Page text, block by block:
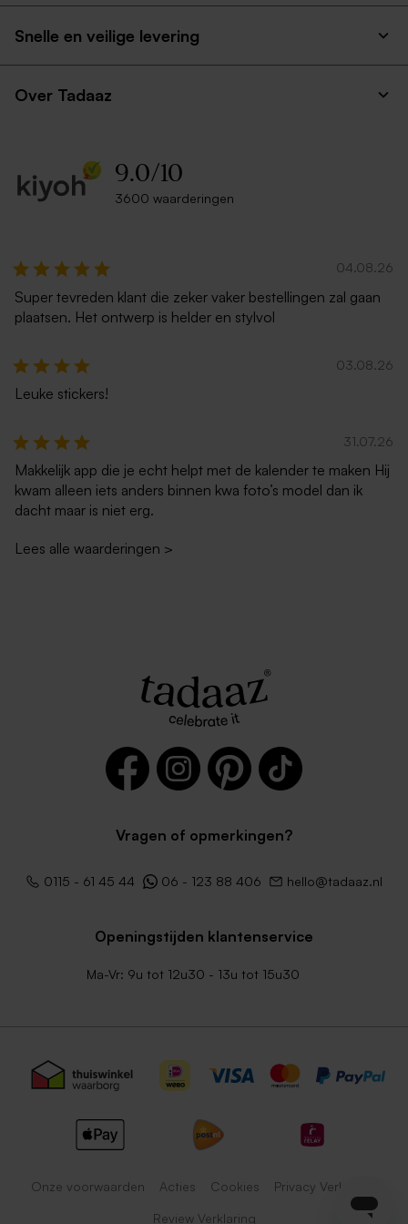
Snelle en veilige levering
Over Tadaaz
9.0/10
3600 waarderingen
04.08.26
Super tevreden klant die zeker vaker bestellingen zal gaan
plaatsen. Het ontwerp is helder en stylvol
03.08.26
Leuke stickers!
31.07.26
Makkelijk app die je echt helpt met de kalender te maken Hij
kwam alleen iets anders binnen kwa foto’s model dan ik
dacht maar is niet erg.
Lees alle waarderingen >
Vragen of opmerkingen?
0115 - 61 45 44 06 - 123 88 406 hello@tadaaz.nl
Openingstijden klantenservice
Ma-Vr: 9u tot 12u30 - 13u tot 15u30
Onze voorwaarden Acties Cookies Privacy Verklaring
Review Verklaring